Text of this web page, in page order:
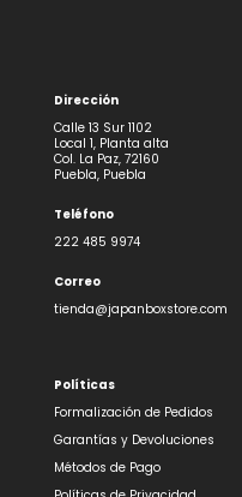
Dirección
Calle 13 Sur 1102
Local 1, Planta alta
Col. La Paz, 72160
Puebla, Puebla
Teléfono
222 485 9974
Correo
tienda@japanboxstore.com
Políticas
Formalización de Pedidos
Garantías y Devoluciones
Métodos de Pago